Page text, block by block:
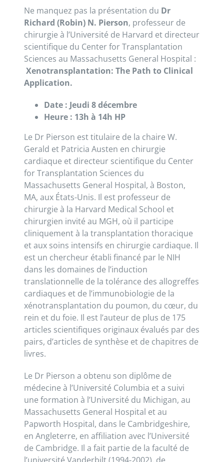
Ne manquez pas la présentation du Dr
Richard (Robin) N. Pierson, professeur de
chirurgie à l’Université de Harvard et directeur
scientifique du Center for Transplantation
Sciences au Massachusetts General Hospital :
Xenotransplantation: The Path to Clinical
Application.
Date : Jeudi 8 décembre
Heure : 13h à 14h HP
Le Dr Pierson est titulaire de la chaire W.
Gerald et Patricia Austen en chirurgie
cardiaque et directeur scientifique du Center
for Transplantation Sciences du
Massachusetts General Hospital, à Boston,
MA, aux États-Unis. Il est professeur de
chirurgie à la Harvard Medical School et
chirurgien invité au MGH, où il participe
cliniquement à la transplantation thoracique
et aux soins intensifs en chirurgie cardiaque. Il
est un chercheur établi financé par le NIH
dans les domaines de l’induction
translationnelle de la tolérance des allogreffes
cardiaques et de l’immunobiologie de la
xénotransplantation du poumon, du cœur, du
rein et du foie. Il est l’auteur de plus de 175
articles scientifiques originaux évalués par des
pairs, d’articles de synthèse et de chapitres de
livres.
Le Dr Pierson a obtenu son diplôme de
médecine à l’Université Columbia et a suivi
une formation à l’Université du Michigan, au
Massachusetts General Hospital et au
Papworth Hospital, dans le Cambridgeshire,
en Angleterre, en affiliation avec l’Université
de Cambridge. Il a fait partie de la faculté de